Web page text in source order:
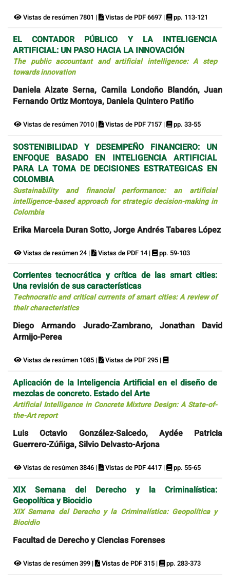
Vistas de resúmen 7801 | Vistas de PDF 6697 | pp. 113-121
EL CONTADOR PÚBLICO Y LA INTELIGENCIA
ARTIFICIAL: UN PASO HACIA LA INNOVACIÓN
The public accountant and artificial intelligence: A step
towards innovation
Daniela Alzate Serna, Camila Londoño Blandón, Juan
Fernando Ortiz Montoya, Daniela Quintero Patiño
Vistas de resúmen 7010 | Vistas de PDF 7157 | pp. 33-55
SOSTENIBILIDAD Y DESEMPEÑO FINANCIERO: UN
ENFOQUE BASADO EN INTELIGENCIA ARTIFICIAL
PARA LA TOMA DE DECISIONES ESTRATEGICAS EN
COLOMBIA
Sustainability and financial performance: an artificial
intelligence-based approach for strategic decision-making in
Colombia
Erika Marcela Duran Sotto, Jorge Andrés Tabares López
Vistas de resúmen 24 | Vistas de PDF 14 | pp. 59-103
Corrientes tecnocrática y crítica de las smart cities:
Una revisión de sus características
Technocratic and critical currents of smart cities: A review of
their characteristics
Diego Armando Jurado-Zambrano, Jonathan David
Armijo-Perea
Vistas de resúmen 1085 | Vistas de PDF 295 |
Aplicación de la Inteligencia Artificial en el diseño de
mezclas de concreto. Estado del Arte
Artificial Intelligence in Concrete Mixture Design: A State-of-
the-Art report
Luis Octavio González-Salcedo, Aydée Patricia
Guerrero-Zúñiga, Silvio Delvasto-Arjona
Vistas de resúmen 3846 | Vistas de PDF 4417 | pp. 55-65
XIX Semana del Derecho y la Criminalística:
Geopolítica y Biocidio
XIX Semana del Derecho y la Criminalística: Geopolítica y
Biocidio
Facultad de Derecho y Ciencias Forenses
Vistas de resúmen 399 | Vistas de PDF 315 | pp. 283-373